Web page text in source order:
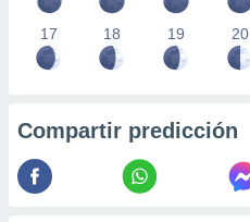
17 18 19 20
Compartir predicción